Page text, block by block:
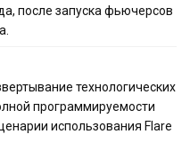
после запуска фьючерсов
технологических
программируемости
использования Flare